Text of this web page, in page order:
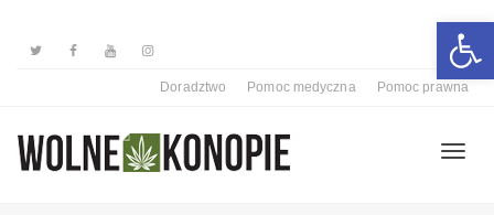
Doradztwo Pomoc medyczna Pomoc prawna